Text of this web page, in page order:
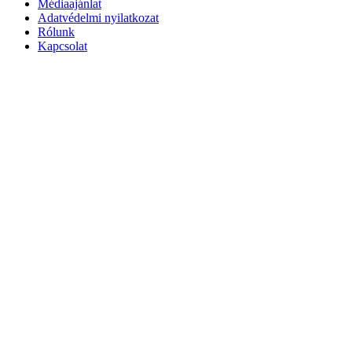
Médiaajánlat
Adatvédelmi nyilatkozat
Rólunk
Kapcsolat